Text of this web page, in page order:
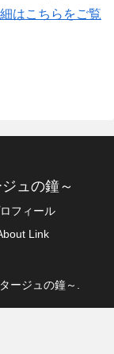
はこちらをご覧
ュの鐘～
フィール
Link
ージュの鐘～.